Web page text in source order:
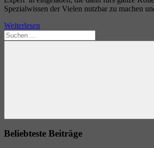
Spezialwissen der Vielen nutzbar zu machen
Weiterlesen
Suchen
nach:
Suchen
Beliebteste Beiträge